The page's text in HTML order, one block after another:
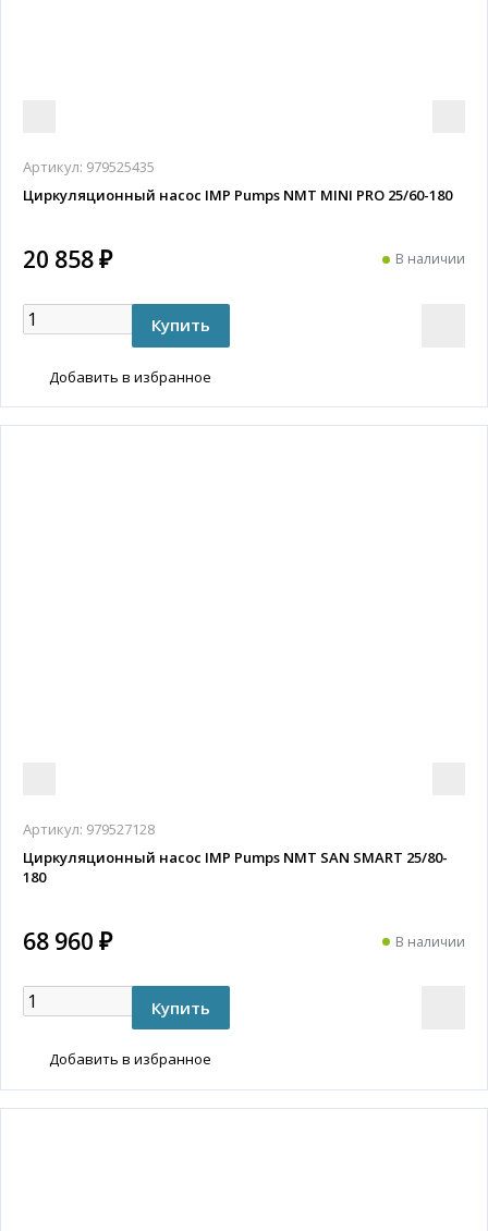
Артикул: 979525435
Циркуляционный насос IMP Pumps NMT MINI PRO 25/60-180
20 858 ₽ В наличии
Добавить в избранное
Артикул: 979527128
Циркуляционный насос IMP Pumps NMT SAN SMART 25/80-
180
68 960 ₽ В наличии
Добавить в избранное